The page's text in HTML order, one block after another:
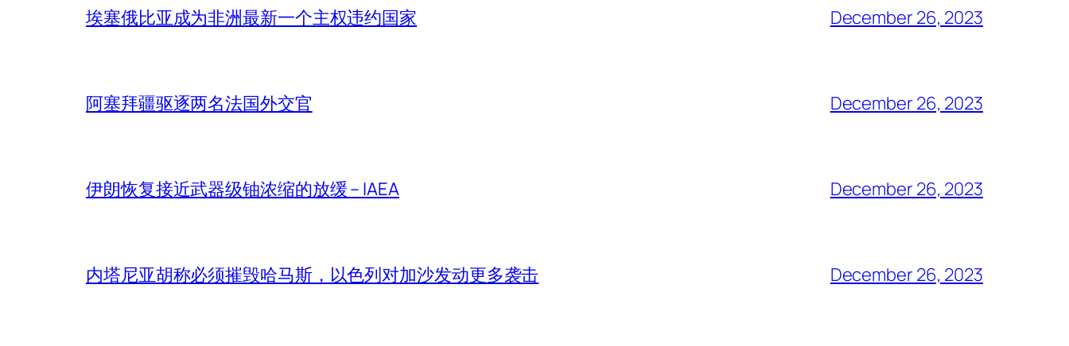
埃塞俄比亚成为非洲最新一个主权违约国家 December 26, 2023
阿塞拜疆驱逐两名法国外交官 December 26, 2023
伊朗恢复接近武器级铀浓缩的放缓 – IAEA December 26, 2023
内塔尼亚胡称必须摧毁哈马斯，以色列对加沙发动更多袭击 December 26, 2023